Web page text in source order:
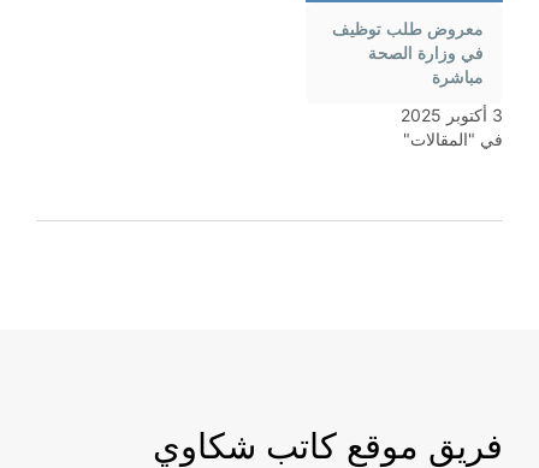
معروض طلب توظيف
في وزارة الصحة
مباشرة
3 أكتوبر 2025
في "المقالات"
فريق موقع كاتب شكاوي